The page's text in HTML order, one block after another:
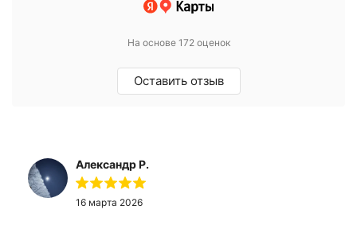
На основе 172 оценок
Оставить отзыв
Александр Р.
16 марта 2026